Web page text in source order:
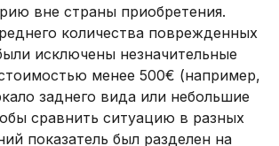
вне страны приобретения.
количества поврежденных
исключены незначительные
менее 500€ (например,
заднего вида или небольшие
сравнить ситуацию в разных
показатель был разделен на